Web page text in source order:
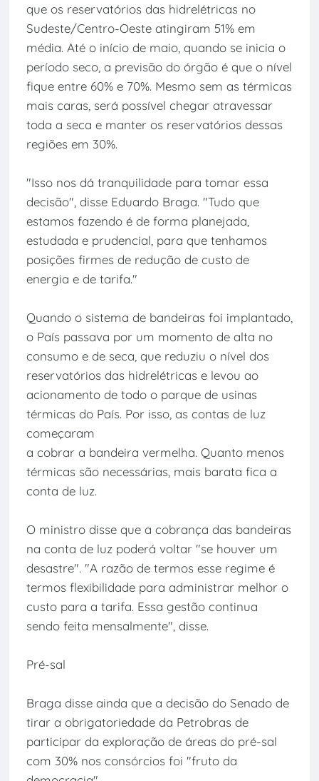
que os reservatórios das hidrelétricas no
Sudeste/Centro-Oeste atingiram 51% em
média. Até o início de maio, quando se inicia o
período seco, a previsão do órgão é que o nível
fique entre 60% e 70%. Mesmo sem as térmicas
mais caras, será possível chegar atravessar
toda a seca e manter os reservatórios dessas
regiões em 30%.
"Isso nos dá tranquilidade para tomar essa
decisão", disse Eduardo Braga. "Tudo que
estamos fazendo é de forma planejada,
estudada e prudencial, para que tenhamos
posições firmes de redução de custo de
energia e de tarifa."
Quando o sistema de bandeiras foi implantado,
o País passava por um momento de alta no
consumo e de seca, que reduziu o nível dos
reservatórios das hidrelétricas e levou ao
acionamento de todo o parque de usinas
térmicas do País. Por isso, as contas de luz
começaram
a cobrar a bandeira vermelha. Quanto menos
térmicas são necessárias, mais barata fica a
conta de luz.
O ministro disse que a cobrança das bandeiras
na conta de luz poderá voltar "se houver um
desastre". "A razão de termos esse regime é
termos flexibilidade para administrar melhor o
custo para a tarifa. Essa gestão continua
sendo feita mensalmente", disse.
Pré-sal
Braga disse ainda que a decisão do Senado de
tirar a obrigatoriedade da Petrobras de
participar da exploração de áreas do pré-sal
com 30% nos consórcios foi "fruto da